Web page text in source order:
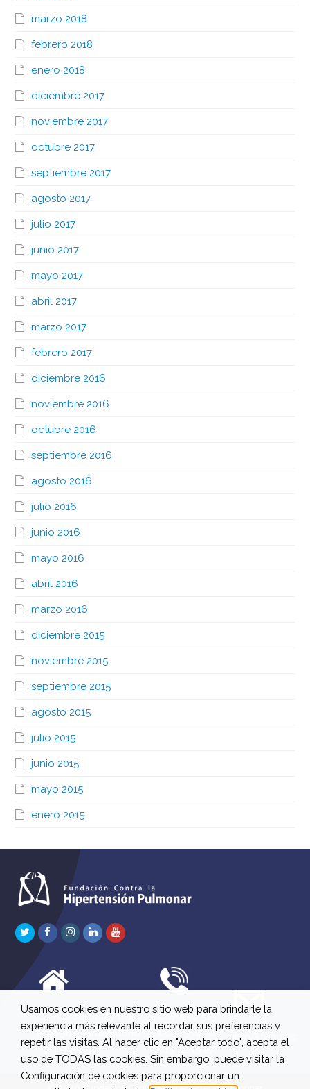
marzo 2018
febrero 2018
enero 2018
diciembre 2017
noviembre 2017
octubre 2017
septiembre 2017
agosto 2017
julio 2017
junio 2017
mayo 2017
abril 2017
marzo 2017
febrero 2017
diciembre 2016
noviembre 2016
octubre 2016
septiembre 2016
agosto 2016
julio 2016
junio 2016
mayo 2016
abril 2016
marzo 2016
diciembre 2015
noviembre 2015
septiembre 2015
agosto 2015
julio 2015
junio 2015
mayo 2015
enero 2015
TwitterFacebook
Instagram
LinkedInYoutube
C/ Río Jordán 7 bajo
A 28981 Parla Madrid
647 630 515
661 73 42 04
613 22 15 27
info@fchp.es
Usamos cookies en nuestro sitio web para brindarle la
experiencia más relevante al recordar sus preferencias y
repetir las visitas. Al hacer clic en "Aceptar todo", acepta el
uso de TODAS las cookies. Sin embargo, puede visitar la
Configuración de cookies para proporcionar un